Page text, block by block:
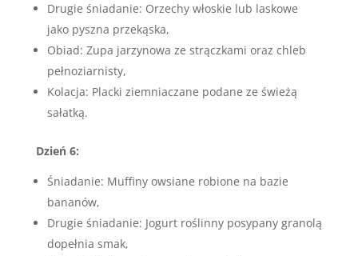
Drugie śniadanie: Orzechy włoskie lub laskowe
jako pyszna przekąska,
Obiad: Zupa jarzynowa ze strączkami oraz chleb
pełnoziarnisty,
Kolacja: Placki ziemniaczane podane ze świeżą
sałatką.
Dzień 6:
Śniadanie: Muffiny owsiane robione na bazie
bananów,
Drugie śniadanie: Jogurt roślinny posypany granolą
dopełnia smak,